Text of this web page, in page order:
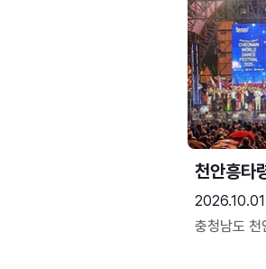
천안흥타
충청남도 천